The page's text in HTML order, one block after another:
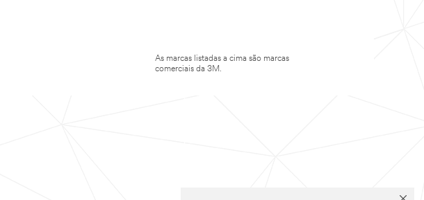
As marcas listadas a cima são marcas
comerciais da 3M.